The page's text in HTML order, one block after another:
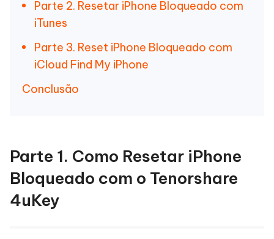
Parte 2. Resetar iPhone Bloqueado com
iTunes
Parte 3. Reset iPhone Bloqueado com
iCloud Find My iPhone
Conclusão
Parte 1. Como Resetar iPhone
Bloqueado com o Tenorshare
4uKey